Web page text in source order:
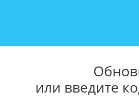
или введите